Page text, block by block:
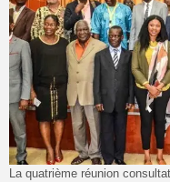
La quatrième réunion